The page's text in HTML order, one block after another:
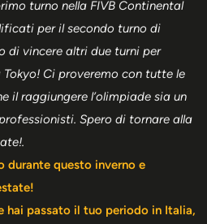
turno nella FIVB Continental
per il secondo turno di
di vincere altri due turni per
Ci proveremo con tutte le
il raggiungere l’olimpiade sia un
Spero di tornare alla
durante questo inverno e
hai passato il tuo periodo in Italia,